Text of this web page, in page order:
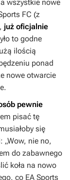
wszystkie nowe
FC (z
już oficjalnie
to godne
ilością
ponad
nowe otwarcie
pewnie
pisać tę
się
„Wow, nie no,
do zabawnego
koła na nowo
co EA Sports